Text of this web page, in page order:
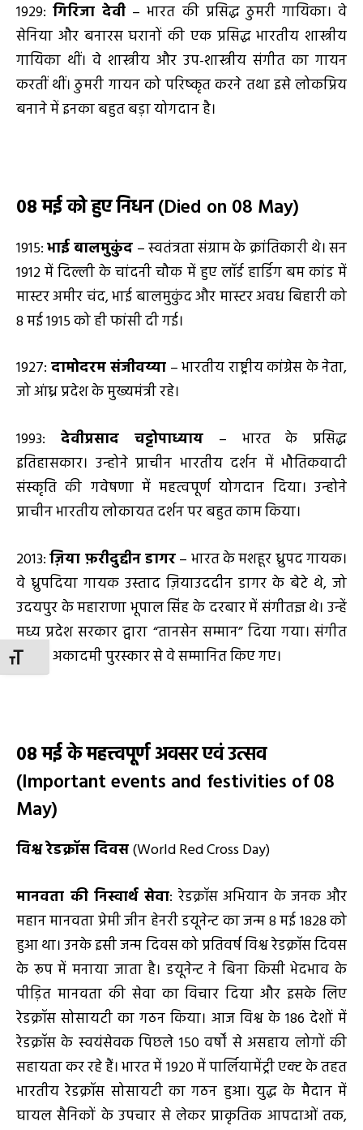
TOGGLE FONT SIZE
1929:गिरिजा देवी – भारत की प्रसिद्ध ठुमरी गायिका। वे
सेनिया और बनारस घरानों की एक प्रसिद्ध भारतीय शास्त्रीय
गायिका थीं। वे शास्त्रीय और उप-शास्त्रीय संगीत का गायन
करतीं थीं। ठुमरी गायन को परिष्कृत करने तथा इसे लोकप्रिय
बनाने में इनका बहुत बड़ा योगदान है।
08मईको हुए निधन(Died on 08 May)
1915:भाई बालमुकुंद – स्वतंत्रता संग्राम के क्रांतिकारी थे। सन
1912 में दिल्ली के चांदनी चौक में हुए लॉर्ड हार्डिग बम कांड में
मास्टर अमीर चंद, भाई बालमुकुंद और मास्टर अवध बिहारी को
8 मई 1915 को ही फांसी दी गई।
1927: दामोदरम संजीवय्या – भारतीय राष्ट्रीय कांग्रेस के नेता,
जो आंध्र प्रदेश के मुख्यमंत्री रहे।
1993: देवीप्रसाद चट्टोपाध्याय – भारत के प्रसिद्ध
इतिहासकार। उन्होने प्राचीन भारतीय दर्शन में भौतिकवादी
संस्कृति की गवेषणा में महत्वपूर्ण योगदान दिया। उन्होने
प्राचीन भारतीय लोकायत दर्शन पर बहुत काम किया।
2013:ज़िया फ़रीदुद्दीन डागर– भारत के मशहूर ध्रुपद गायक।
वे ध्रुपदिया गायक उस्ताद ज़ियाउददीन डागर के बेटे थे, जो
उदयपुर के महाराणा भूपाल सिंह के दरबार में संगीतज्ञ थे। उन्हें
मध्य प्रदेश सरकार द्वारा “तानसेन सम्मान” दिया गया। संगीत
नाटक अकादमी पुरस्कार से वे सम्मानित किए गए।
08मईके महत्त्वपूर्ण अवसर एवं उत्सव
(Important events and festivities of 08
May)
विश्व रेडक्रॉस दिवस(World Red Cross Day)
मानवता की निस्वार्थ सेवा: रेडक्रॉस अभियान के जनक और
महान मानवता प्रेमी जीन हेनरी डयूनेन्ट का जन्म 8 मई 1828 को
हुआ था। उनके इसी जन्म दिवस को प्रतिवर्ष विश्व रेडक्रॉस दिवस
के रूप में मनाया जाता है। डयूनेन्ट ने बिना किसी भेदभाव के
पीड़ित मानवता की सेवा का विचार दिया और इसके लिए
रेडक्रॉस सोसायटी का गठन किया। आज विश्व के 186 देशों में
रेडक्रॉस के स्वयंसेवक पिछले 150 वर्षों से असहाय लोगों की
सहायता कर रहे हैं। भारत में 1920 में पार्लियामेंट्री एक्ट के तहत
भारतीय रेडक्रॉस सोसायटी का गठन हुआ। युद्ध के मैदान में
घायल सैनिकों के उपचार से लेकर प्राकृतिक आपदाओं तक,